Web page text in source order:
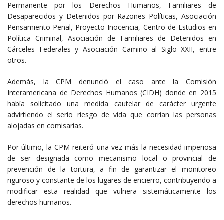
Permanente por los Derechos Humanos, Familiares de
Desaparecidos y Detenidos por Razones Políticas, Asociación
Pensamiento Penal, Proyecto Inocencia, Centro de Estudios en
Política Criminal, Asociación de Familiares de Detenidos en
Cárceles Federales y Asociación Camino al Siglo XXII, entre
otros.
Además, la CPM denunció el caso ante la Comisión
Interamericana de Derechos Humanos (CIDH) donde en 2015
había solicitado una medida cautelar de carácter urgente
advirtiendo el serio riesgo de vida que corrían las personas
alojadas en comisarías.
Por último, la CPM reiteró una vez más la necesidad imperiosa
de ser designada como mecanismo local o provincial de
prevención de la tortura, a fin de garantizar el monitoreo
riguroso y constante de los lugares de encierro, contribuyendo a
modificar esta realidad que vulnera sistemáticamente los
derechos humanos.